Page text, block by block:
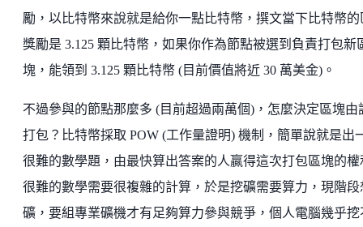
勵，以比特幣來說就是給你一點比特幣，撰文當下比特幣的
獎勵是 3.125 顆比特幣，如果你作為節點被選到負責打包新
塊，能領到 3.125 顆比特幣 (目前價值將近 30 萬美金)。
不過參與的節點那麼多 (目前超過兩萬個)，怎麼決定區塊由
打包？比特幣採取 POW (工作量證明) 機制，簡單說就是出
很難的數學題，由最快算出答案的人贏得這次打包區塊的權
很難的數學需要很複雜的計算，於是挖礦需要算力，現階段
礦，要組專業礦機才有足夠算力參與競爭，個人電腦幾乎挖